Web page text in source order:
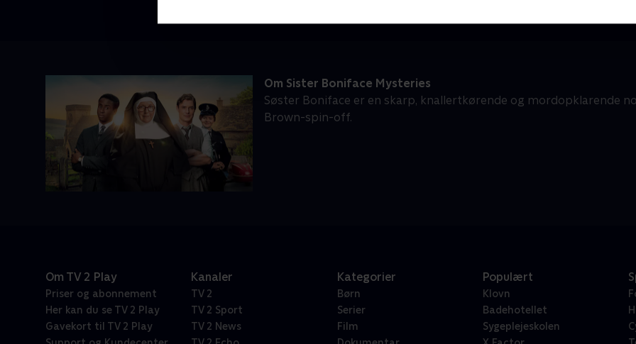
Om Sister Boniface Mysteries
Søster Boniface er en skarp, knallertkørende og mordopklarende
Brown-spin-off.
Om TV 2 Play
Priser og abonnement
Her kan du se TV 2 Play
Gavekort til TV 2 Play
Kanaler
TV 2
TV 2 Sport
TV 2 News
Kategorier
Børn
Serier
Film
Populært
Klovn
Badehotellet
Sygeplejeskolen